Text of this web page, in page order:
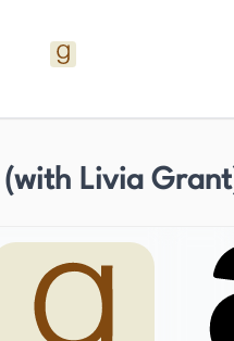
(with Livia